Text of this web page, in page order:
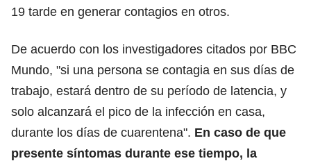
19 tarde en generar contagios en otros.
De acuerdo con los investigadores citados por BBC
Mundo, "si una persona se contagia en sus días de
trabajo, estará dentro de su período de latencia, y
solo alcanzará el pico de la infección en casa,
durante los días de cuarentena". En caso de que
presente síntomas durante ese tiempo, la